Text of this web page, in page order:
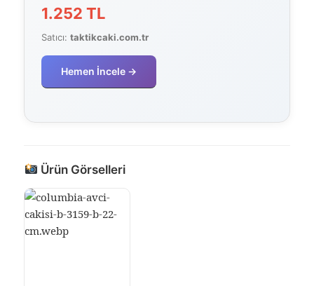
1.252 TL
Satıcı:taktikcaki.com.tr
Hemen İncele →
Ürün Görselleri